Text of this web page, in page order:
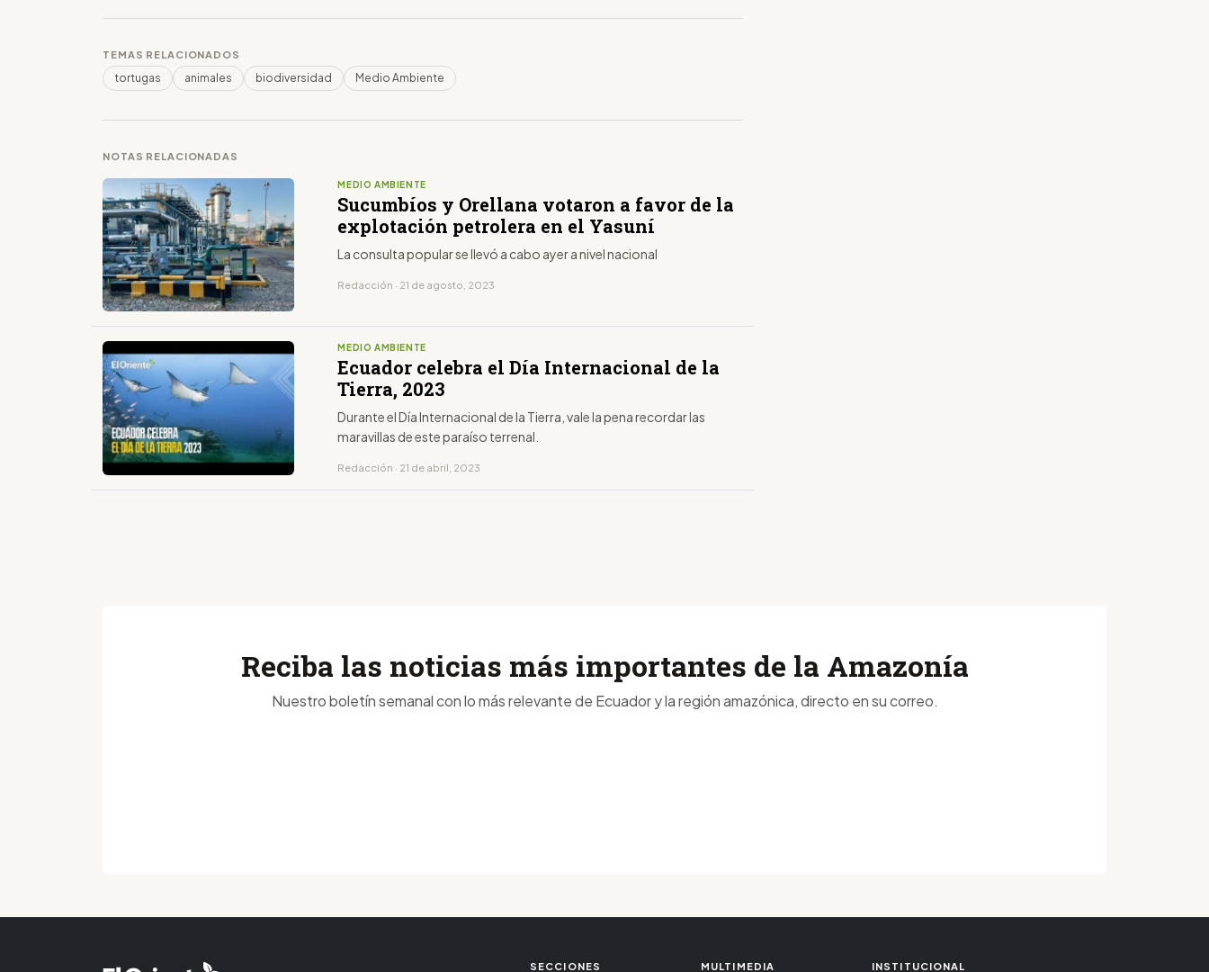
TEMAS RELACIONADOS
tortugas animales biodiversidad Medio Ambiente
NOTAS RELACIONADAS
MEDIO AMBIENTE
Sucumbíos y Orellana votaron a favor de la
explotación petrolera en el Yasuní
La consulta popular se llevó a cabo ayer a nivel nacional
Redacción · 21 de agosto, 2023
MEDIO AMBIENTE
Ecuador celebra el Día Internacional de la
Tierra, 2023
Durante el Día Internacional de la Tierra, vale la pena recordar las
maravillas de este paraíso terrenal.
Redacción · 21 de abril, 2023
Reciba las noticias más importantes de la Amazonía
Nuestro boletín semanal con lo más relevante de Ecuador y la región amazónica, directo en su correo.
SECCIONES MULTIMEDIA INSTITUCIONAL